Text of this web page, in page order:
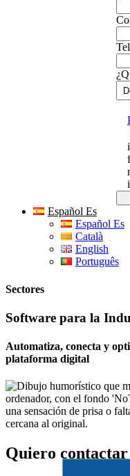
Español Es
Español Es
Català
English
Português
Sectores
Software para la
Automatiza, conecta y
plataforma digital
Quiero